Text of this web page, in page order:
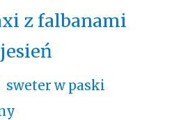
z falbanami
sweter w paski